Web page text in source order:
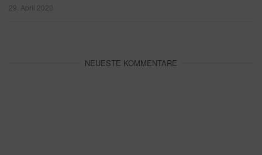
29. April 2020
NEUESTE KOMMENTARE